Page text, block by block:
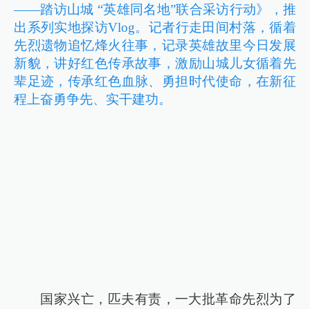
——踏访山城 “英雄同名地”联合采访行动》，推
出系列实地探访Vlog。记者行走田间村落，循着
先烈遗物追忆烽火往事，记录英雄故里今日发展
新貌，讲好红色传承故事，激励山城儿女循着先
辈足迹，传承红色血脉、勇担时代使命，在新征
程上奋勇争先、实干建功。
国家兴亡，匹夫有责，一大批革命先烈为了